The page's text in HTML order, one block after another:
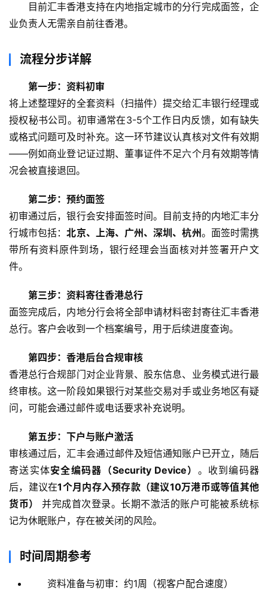
目前汇丰香港支持在内地指定城市的分行完成面签，企
业负责人无需亲自前往香港。
流程分步详解
第一步：资料初审
将上述整理好的全套资料（扫描件）提交给汇丰银行经理或
授权秘书公司。初审通常在3-5个工作日内反馈，如有缺失
或格式问题可及时补充。这一环节建议认真核对文件有效期
——例如商业登记证过期、董事证件不足六个月有效期等情
况会被直接退回。
第二步：预约面签
初审通过后，银行会安排面签时间。目前支持的内地汇丰分
行城市包括：北京、上海、广州、深圳、杭州。面签时需携
带所有资料原件到场，银行经理会当面核对并签署开户文
件。
第三步：资料寄往香港总行
面签完成后，内地分行会将全部申请材料密封寄往汇丰香港
总行。客户会收到一个档案编号，用于后续进度查询。
第四步：香港后台合规审核
香港总行合规部门对企业背景、股东信息、业务模式进行最
终审核。这一阶段如果银行对某些交易对手或业务地区有疑
问，可能会通过邮件或电话要求补充说明。
第五步：下户与账户激活
审核通过后，汇丰会通过邮件及短信通知账户已开立，随后
寄送实体安全编码器（Security Device） 。收到编码器
后，建议在1个月内存入预存款（建议10万港币或等值其他
货币）
并完成首次登录。长期不激活的账户可能被系统标
记为休眠账户，存在被关闭的风险。
时间周期参考
资料准备与初审：约1周（视客户配合速度）